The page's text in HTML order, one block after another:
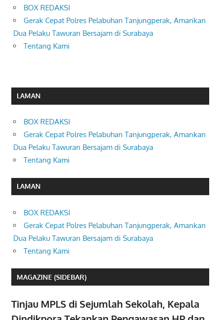
BOX REDAKSI
Gerak Cepat Polres Pelabuhan Tanjungperak, Amankan
Dua Pelaku Tawuran Bersajam di Surabaya
Tentang Kami
LAMAN
BOX REDAKSI
Gerak Cepat Polres Pelabuhan Tanjungperak, Amankan
Dua Pelaku Tawuran Bersajam di Surabaya
Tentang Kami
LAMAN
BOX REDAKSI
Gerak Cepat Polres Pelabuhan Tanjungperak, Amankan
Dua Pelaku Tawuran Bersajam di Surabaya
Tentang Kami
MAGAZINE (SIDEBAR)
Tinjau MPLS di Sejumlah Sekolah, Kepala